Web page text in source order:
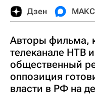
Дзен МАКС
Авторы фильма,
телеканале НТВ
общественный
оппозиция
власти в РФ на